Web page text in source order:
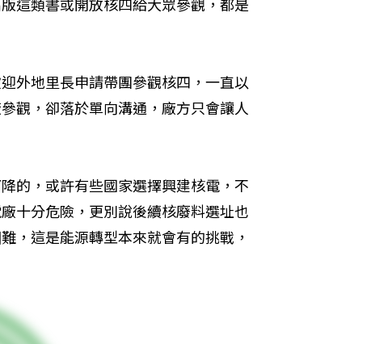
這類書或開放核四給大眾參觀，都是
外地里長申請帶團參觀核四，一直以
觀，卻落於單向溝通，廠方只會讓人
的，或許有些國家選擇興建核電，不
十分危險，更別說後續核廢料選址也
，這是能源轉型本來就會有的挑戰，